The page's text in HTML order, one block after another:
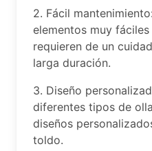
2. Fácil
elementos muy
requieren de un
larga duración.
3. Diseño
diferentes tipos de
diseños
toldo.